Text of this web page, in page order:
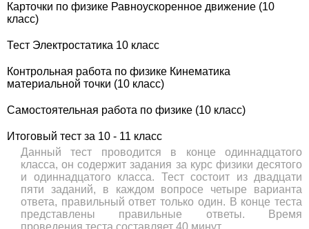
Карточки по физике Равноускоренное движение (10
класс)
Тест Электростатика 10 класс
Контрольная работа по физике Кинематика
материальной точки (10 класс)
Самостоятельная работа по физике (10 класс)
Итоговый тест за 10 - 11 класс
Данный тест проводится в конце одиннадцатого
класса, он содержит задания за курс физики десятого
и одиннадцатого класса. Тест состоит из двадцати
пяти заданий, в каждом вопросе четыре варианта
ответа, правильный ответ только один. В конце теста
представлены правильные ответы. Время
проведения теста составляет 40 минут.